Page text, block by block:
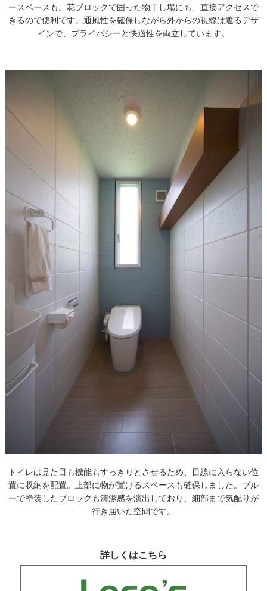
ースペースも。花ブロックで囲った物干し場にも、直接アクセスで
きるので便利です。通風性を確保しながら外からの視線は遮るデザ
インで、プライバシーと快適性を両立しています。
トイレは見た目も機能もすっきりとさせるため、目線に入らない位
置に収納を配置。上部に物が置けるスペースも確保しました。ブル
ーで塗装したブロックも清潔感を演出しており、細部まで気配りが
行き届いた空間です。
詳しくはこちら